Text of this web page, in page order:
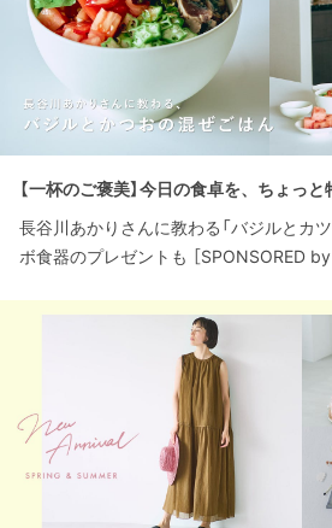
【一杯のご褒美】今日の食卓を、ちょっと
長谷川あかりさんに教わる「バジルとカ
ボ食器のプレゼントも ［SPONSORED by